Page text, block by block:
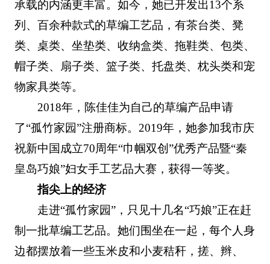
承载的内涵更丰富。如今，她已开发出13个系
列、百余种款式的草编工艺品，有茶台类、凳
类、桌类、坐垫类、收纳盒类、拖鞋类、包类、
帽子类、扇子类、篮子类、托盘类、枕头类和宠
物家具类等。
2018年，陈佳佳为自己的草编产品申请
了“孤竹家园”注册商标。2019年，她参加我市庆
祝新中国成立70周年“巾帼双创”优秀产品暨“秦
皇岛巧娘”妇女手工艺品大赛，获得一等奖。
指尖上的经济
走进“孤竹家园”，只见十几名“巧娘”正在赶
制一批草编工艺品。她们围坐在一起，每个人身
边都摆放着一些玉米皮和小麦秸秆，搓、辫、